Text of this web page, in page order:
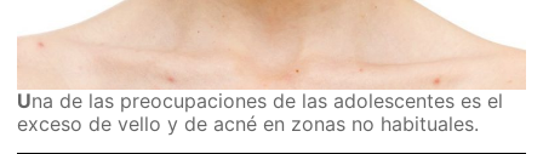
Una de las preocupaciones de las adolescentes es el
exceso de vello y de acné en zonas no habituales.